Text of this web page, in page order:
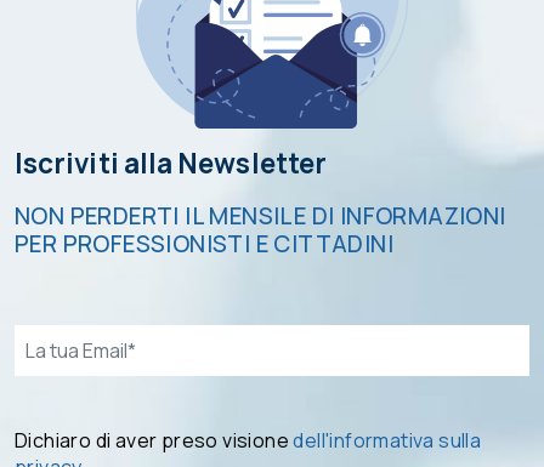
Iscriviti alla Newsletter
NON PERDERTI IL MENSILE DI INFORMAZIONI
PER PROFESSIONISTI E CITTADINI
Email*
Dichiaro di aver preso visionedell'informativa sulla